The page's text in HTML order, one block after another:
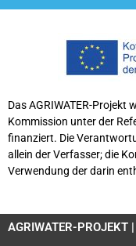
Das AGRIWATER-
Kommission unter der
finanziert. Die
allein der Verfasser; die
Verwendung der darin
AGRIWATER-